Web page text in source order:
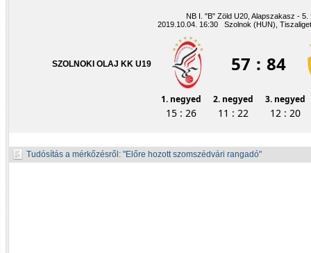
NB I. "B" Zöld U20, Alapszakasz - 5.
2019.10.04. 16:30 Szolnok (HUN),
SZOLNOKI OLAJ KK U19 57 : 84
1. negyed 2. negyed 3. negyed
15 : 26 11 : 22 12 : 20
Tudósítás a mérkőzésről: Előre hozott szomszédvári rangadó